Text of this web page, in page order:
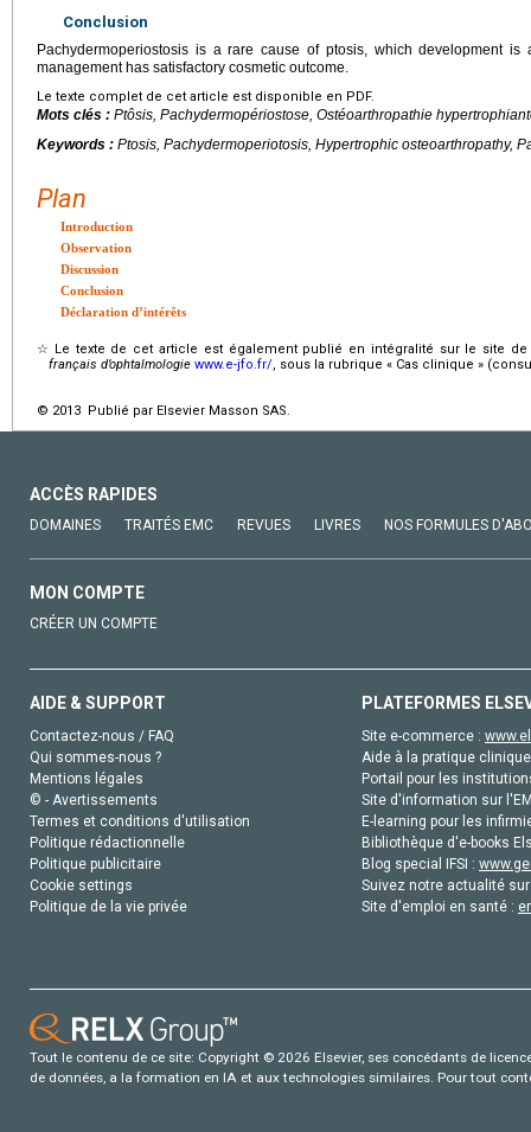
Conclusion
Pachydermoperiostosis is a rare cause of ptosis, which development is
management has satisfactory cosmetic outcome.
Le texte complet de cet article est disponible en PDF.
Mots clés : Ptôsis, Pachydermopériostose, Ostéoarthropathie
Keywords : Ptosis, Pachydermoperiotosis, Hypertrophic osteoarthropathy,
Plan
Introduction
Observation
Discussion
Conclusion
Déclaration d’intérêts
☆
Le texte de cet article est également publié en intégralité sur le site
français d’ophtalmologie www.e-jfo.fr/, sous la rubrique « Cas clinique »
© 2013 Publié par Elsevier Masson SAS.
ACCÈS RAPIDES
DOMAINES TRAITÉS EMC REVUES LIVRES NOS FORMULES
MON COMPTE
CRÉER UN COMPTE
AIDE & SUPPORT
Contactez-nous / FAQ
Qui sommes-nous ?
Mentions légales
© - Avertissements
Termes et conditions d'utilisation
Politique rédactionnelle
Politique publicitaire
Cookie settings
Politique de la vie privée
PLATEFORMES
Site e-commerce :
Aide à la pratique
Portail pour les
Site d'information sur
E-learning pour les
Bibliothèque d'e-books
Blog special IFSI :
Suivez notre actualité
Site d'emploi en santé :
Tout le contenu de ce site: Copyright © 2026 Elsevier, ses concédants de
de données, a la formation en IA et aux technologies similaires. Pour tout